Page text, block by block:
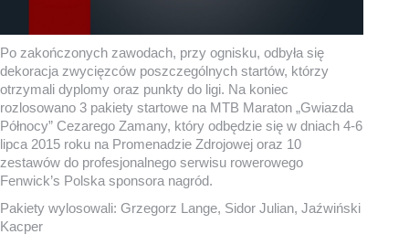
Po zakończonych zawodach, przy ognisku, odbyła się
dekoracja zwycięzców poszczególnych startów, którzy
otrzymali dyplomy oraz punkty do ligi. Na koniec
rozlosowano 3 pakiety startowe na MTB Maraton „Gwiazda
Północy” Cezarego Zamany, który odbędzie się w dniach 4-6
lipca 2015 roku na Promenadzie Zdrojowej oraz 10
zestawów do profesjonalnego serwisu rowerowego
Fenwick’s Polska sponsora nagród.
Pakiety wylosowali: Grzegorz Lange, Sidor Julian, Jaźwiński
Kacper